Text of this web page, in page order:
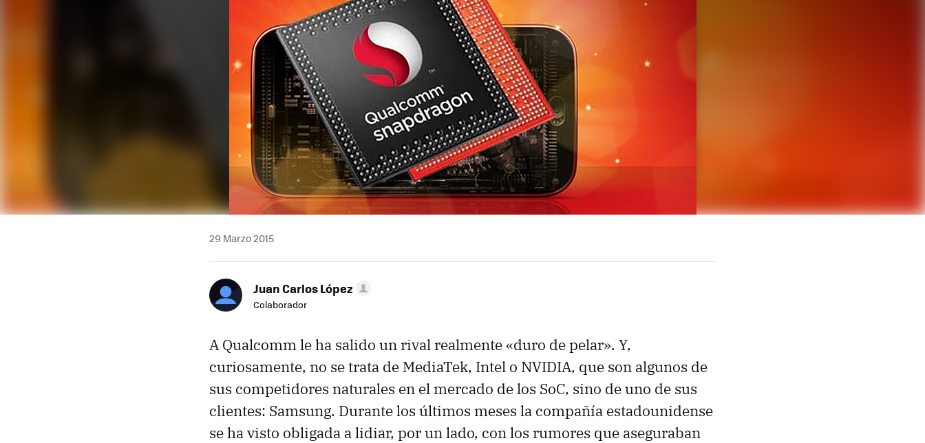
29 Marzo 2015
Juan Carlos López
Colaborador
A Qualcomm le ha salido un rival realmente «duro de pelar». Y,
curiosamente, no se trata de MediaTek, Intel o NVIDIA, que son algunos de
sus competidores naturales en el mercado de los SoC, sino de uno de sus
clientes: Samsung. Durante los últimos meses la compañía estadounidense
se ha visto obligada a lidiar, por un lado, con los rumores que aseguraban